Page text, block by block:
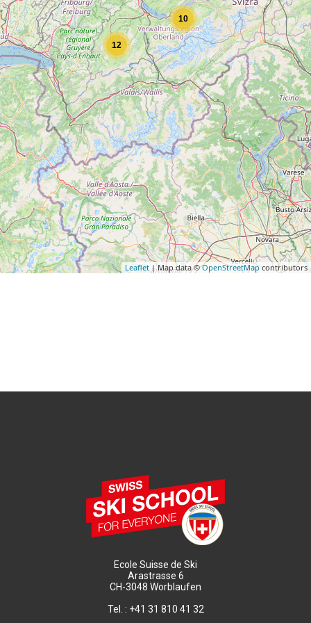
12
10
Leaflet | Map data ©OpenStreetMapcontributors
Ecole Suisse de Ski
Arastrasse 6
CH-3048 Worblaufen
Tel. : +41 31 810 41 32